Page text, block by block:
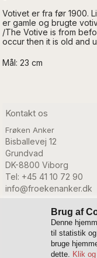
Votivet er fra før 1900.
er gamle og brugte
/TheVotive is from
occur then it is old and
Mål: 23 cm
Kontakt os
Frøken Anker
Bisballevej 12
Grundvad
DK-8800 Viborg
Tel: +45 41 10 72 90
info@froekenanker.dk
Brug af
Denne
til statistik
bruge
dette. Klik